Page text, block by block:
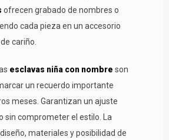
ofrecen grabado de nombres o
cada pieza en un accesorio
cariño.
esclavas niña con nombre son
un recuerdo importante
meses. Garantizan un ajuste
sin comprometer el estilo. La
materiales y posibilidad de